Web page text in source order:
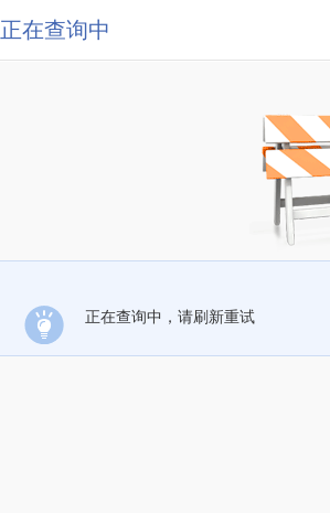
正在查询中
正在查询中，请刷新重试